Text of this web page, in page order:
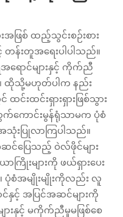
အဖြစ် ထည့်သွင်းစဉ်းစား
းတူအရေးပါပါသည်။
အရောင်များနှင့် ကိုက်ညီ
ါ။ ထိုသို့မဟုတ်ပါက နည်း
းထင်းရှားရှားဖြစ်သွား
ကောင်းမွန်ရုံသာမက ပုံစံ
သုံးပြုလာကြပါသည်။
ပြေသည့် ဝဲလ်ဖိုင်များ
ကြိုးများကို ဖယ်ရှားပေး
။ ပုံစံအမျိုးမျိုးကိုလည်း လူ
နှင့် အပြင်အဆင်များကို
ားနှင့် မကိုက်ညီမှုမဖြစ်စေ